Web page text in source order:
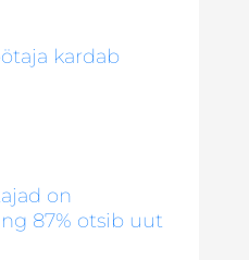
kardab
on
87% otsib uut